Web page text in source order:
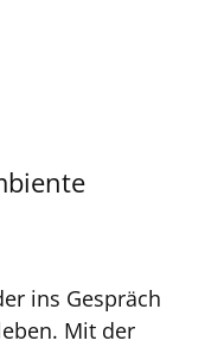
ins Gespräch
Mit der